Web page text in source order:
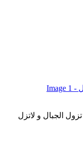
تزول الجبال و لاتزل